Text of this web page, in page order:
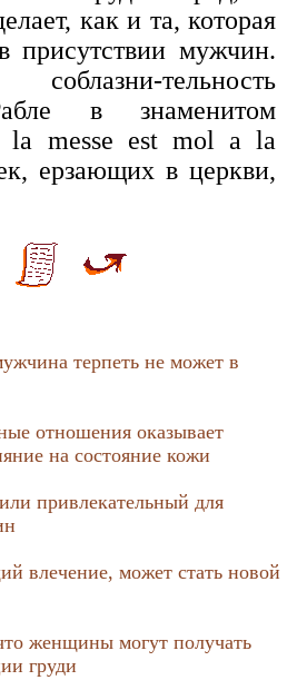
как и та, которая
присутствии мужчин.
тельность
в знаменитом
la messe est mol a la
ерзающих в церкви,
терпеть не может в
отношения оказывает
на состояние кожи
привлекательный для
влечение, может стать новой
женщины могут получать
груди